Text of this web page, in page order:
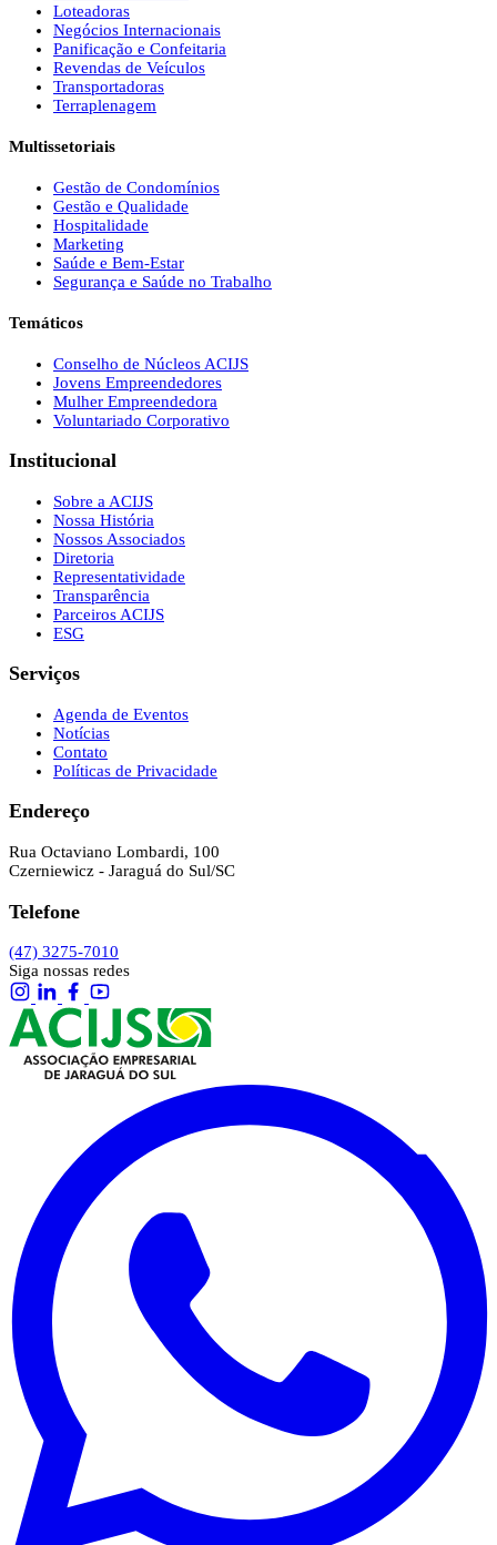
Loteadoras
Negócios Internacionais
Panificação e Confeitaria
Revendas de Veículos
Transportadoras
Terraplenagem
Multissetoriais
Gestão de Condomínios
Gestão e Qualidade
Hospitalidade
Marketing
Saúde e Bem-Estar
Segurança e Saúde no Trabalho
Temáticos
Conselho de Núcleos ACIJS
Jovens Empreendedores
Mulher Empreendedora
Voluntariado Corporativo
Institucional
Sobre a ACIJS
Nossa História
Nossos Associados
Diretoria
Representatividade
Transparência
Parceiros ACIJS
ESG
Serviços
Agenda de Eventos
Notícias
Contato
Políticas de Privacidade
Endereço
Rua Octaviano Lombardi, 100
Czerniewicz - Jaraguá do Sul/SC
Telefone
(47) 3275-7010
Siga nossas redes